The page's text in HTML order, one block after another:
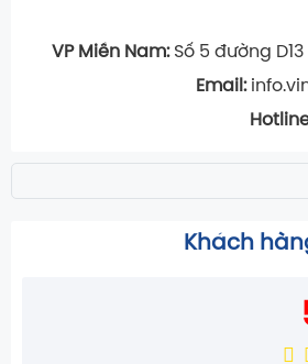
VP Miền Nam:Số 5 đường
Email:
Khách